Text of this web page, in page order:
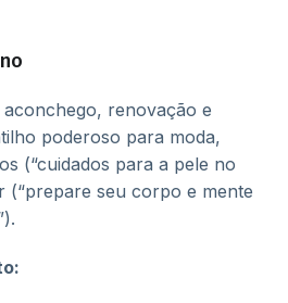
renovação e
poderoso para moda,
(“cuidados para a pele no
(“prepare seu corpo e mente